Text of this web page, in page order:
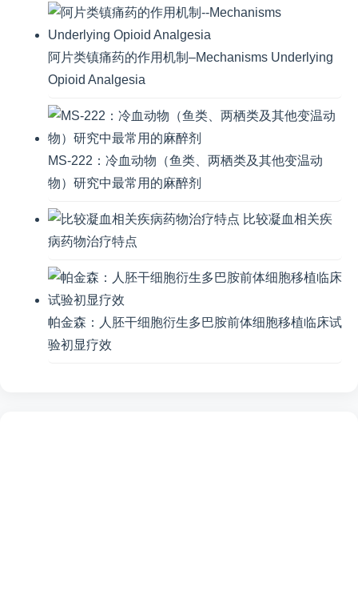
阿片类镇痛药的作用机制–Mechanisms Underlying
Opioid Analgesia
MS-222：冷血动物（鱼类、两栖类及其他变温动
物）研究中最常用的麻醉剂
比较凝血相关疾
病药物治疗特点
帕金森：人胚干细胞衍生多巴胺前体细胞移植临床试
验初显疗效